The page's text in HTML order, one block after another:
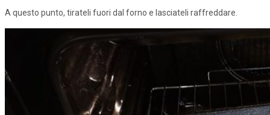
A questo punto, tirateli fuori dal forno e lasciateli raffreddare.